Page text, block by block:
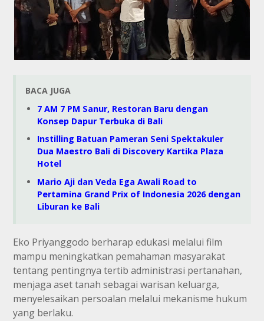
BACA JUGA
7 AM 7 PM Sanur, Restoran Baru dengan
Konsep Dapur Terbuka di Bali
Instilling Batuan Pameran Seni Spektakuler
Dua Maestro Bali di Discovery Kartika Plaza
Hotel
Mario Aji dan Veda Ega Awali Road to
Pertamina Grand Prix of Indonesia 2026 dengan
Liburan ke Bali
Eko Priyanggodo berharap edukasi melalui film
mampu meningkatkan pemahaman masyarakat
tentang pentingnya tertib administrasi pertanahan,
menjaga aset tanah sebagai warisan keluarga,
menyelesaikan persoalan melalui mekanisme hukum
yang berlaku.